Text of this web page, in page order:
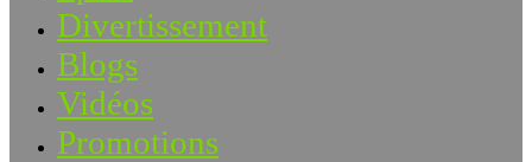
Divertissement
Blogs
Vidéos
Promotions